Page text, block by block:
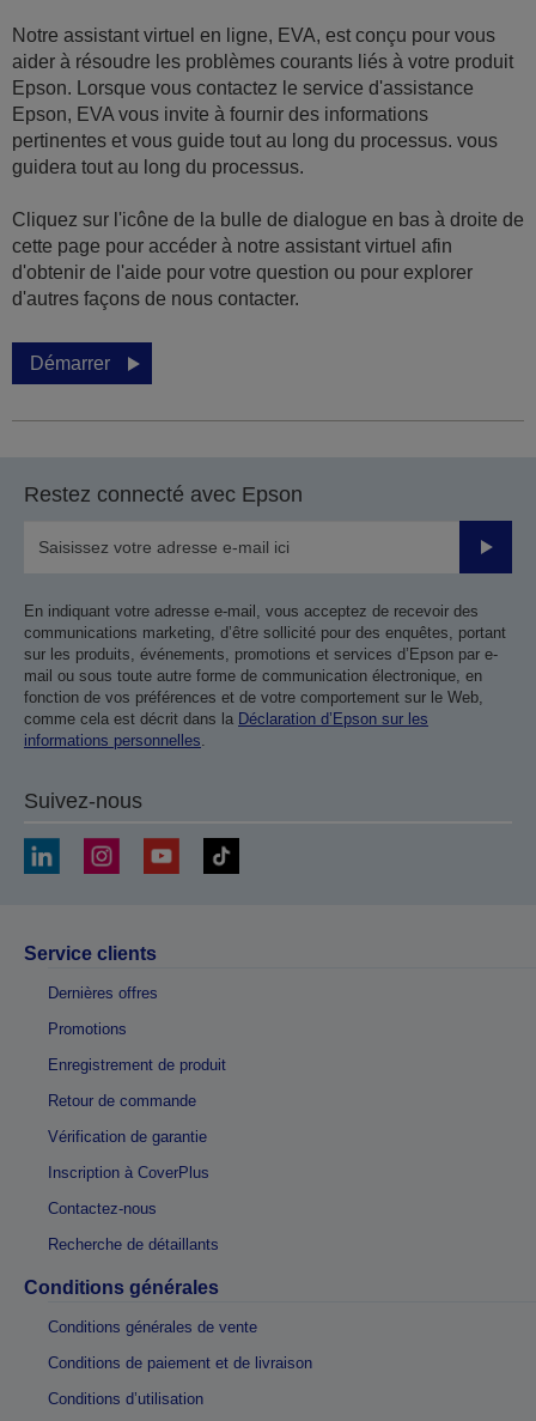
Notre assistant virtuel en ligne, EVA, est conçu pour vous
aider à résoudre les problèmes courants liés à votre produit
Epson. Lorsque vous contactez le service d'assistance
Epson, EVA vous invite à fournir des informations
pertinentes et vous guide tout au long du processus. vous
guidera tout au long du processus.
Cliquez sur l'icône de la bulle de dialogue en bas à droite de
cette page pour accéder à notre assistant virtuel afin
d'obtenir de l'aide pour votre question ou pour explorer
d'autres façons de nous contacter.
Démarrer
Restez connecté avec Epson
Valider
En indiquant votre adresse e-mail, vous acceptez de recevoir des
communications marketing, d’être sollicité pour des enquêtes, portant
sur les produits, événements, promotions et services d’Epson par e-
mail ou sous toute autre forme de communication électronique, en
fonction de vos préférences et de votre comportement sur le Web,
comme cela est décrit dans la Déclaration d’Epson sur les
informations personnelles.
Suivez-nous
Service clients
Dernières offres
Promotions
Enregistrement de produit
Retour de commande
Vérification de garantie
Inscription à CoverPlus
Contactez-nous
Recherche de détaillants
Conditions générales
Conditions générales de vente
Conditions de paiement et de livraison
Conditions d’utilisation